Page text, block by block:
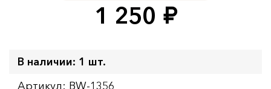
1 250 руб.
В наличии: 1 шт.
Артикул: BW-1356